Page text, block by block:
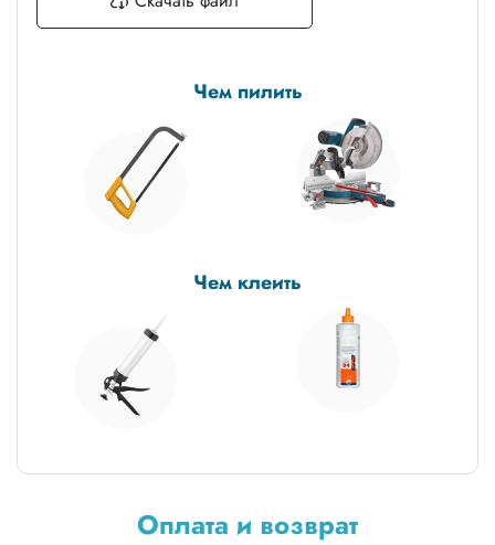
Чем пилить
Чем клеить
Оплата и возврат